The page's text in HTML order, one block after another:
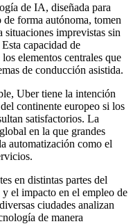
de IA, diseñada para
forma autónoma, tomen
situaciones imprevistas sin
capacidad de
elementos centrales que
de conducción asistida.
Uber tiene la intención
continente europeo si los
satisfactorios. La
en la que grandes
automatización como el
en distintas partes del
el impacto en el empleo de
ciudades analizan
de manera